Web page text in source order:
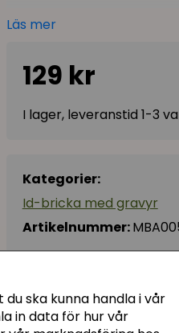
ska kunna handla i vår
in data för hur vår
Går förstås lika bra att
gravyrtext!
Brickan är ett blankt
litet nyckelringsfäste
Läs mer
129 kr
I lager, leveranstid 1-3
Kategorier:
Id-bricka med gravyr
Artikelnummer:
Ann-Kristin